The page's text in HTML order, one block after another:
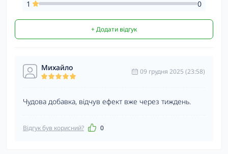
1
0
+ Додати відгук
Михайло 09 грудня 2025 (23:58)
Чудова добавка, відчув ефект вже через тиждень.
Відгук був корисний? 0